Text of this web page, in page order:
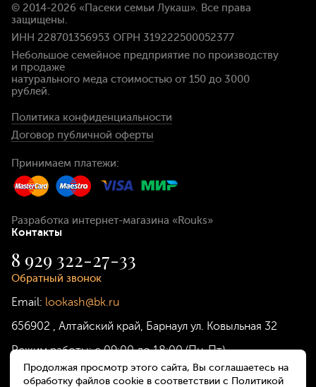
© 2014-2026 «Пасеки семьи Лукаш». Все права
защищены.
ИНН 228701356953 ОГРН 319222500052377
Небольшое семейное предприятие по производству
и продаже
натурального меда стоимостью от 150 до 3000
рублей.
Политика конфиденциальности
Договор публичной оферты
Принимаем платежи:
Разработка интернет-магазина «Rouks»
Контакты
8 929 322-27-33
Обратный звонок
Email: lookash@bk.ru
656902 , Алтайский край, Барнаул ул. Ковыльная 32
Режим работы:с 09:00 до 18:00 (Пн-Пт)
Продолжая просмотр этого сайта, Вы соглашаетесь на
обработку файлов cookie в соответствии с Политикой